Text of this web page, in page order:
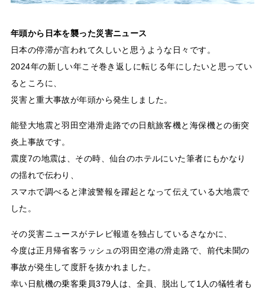
年頭から日本を襲った災害ニュース
日本の停滞が言われて久しいと思うような日々です。
2024年の新しい年こそ巻き返しに転じる年にしたいと思ってい
るところに、
災害と重大事故が年頭から発生しました。
能登大地震と羽田空港滑走路での日航旅客機と海保機との衝突
炎上事故です。
震度7の地震は、その時、仙台のホテルにいた筆者にもかなり
の揺れで伝わり、
スマホで調べると津波警報を躍起となって伝えている大地震で
した。
その災害ニュースがテレビ報道を独占しているさなかに、
今度は正月帰省客ラッシュの羽田空港の滑走路で、前代未聞の
事故が発生して度肝を抜かれました。
幸い日航機の乗客乗員379人は、全員、脱出して1人の犠牲者も